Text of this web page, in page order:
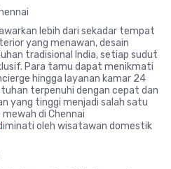
lebih dari sekadar tempat
yang menawan, desain
tradisional India, setiap sudut
Para tamu dapat menikmati
hingga layanan kamar 24
terpenuhi dengan cepat dan
yang tinggi menjadi salah satu
di Chennai
oleh wisatawan domestik